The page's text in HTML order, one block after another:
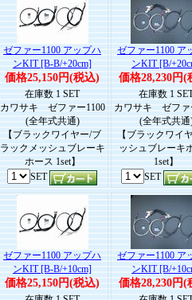
ゼファー1100 アップハ
ンKIT [B-B/+20cm]
価格25,150円(税込)
在庫数 1 SET
カワサキ ゼファー1100
(全年式共通)
【ブラックワイヤー/ブ
ラックメッシュブレーキ
ホース 1set】
SET
ゼファー1100 ア
ンKIT [B/
価格28,230円(
在庫数 1
カワサキ ゼファ
(全年式共通
【ブラックワイ
ッシュブレーキ
1set】
SET
ゼファー1100 アップハ
ンKIT [B-B/+10cm]
価格25,150円(税込)
ゼファー1100 ア
ンKIT [B/
価格28,230円(